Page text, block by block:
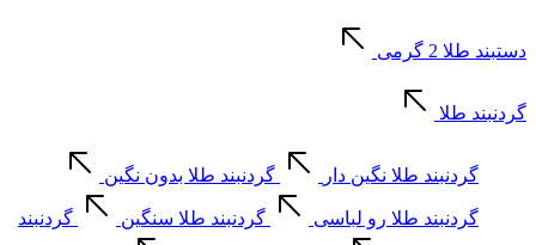
دستبند طلا 2 گرمی
گردنبند طلا
گردنبند طلا نگین دار گردنبند طلا بدون نگین
گردنبند طلا رو لباسی گردنبند طلا سنگین گردنبند